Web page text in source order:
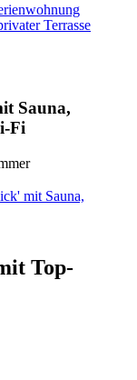
Terrasse
Sauna,
Fi
mit Sauna,
Top-